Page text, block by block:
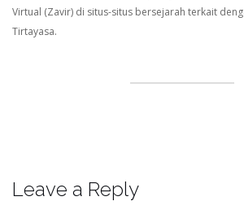
Virtual (Zavir) di situs-situs bersejarah terkait
Tirtayasa.
Leave a Reply